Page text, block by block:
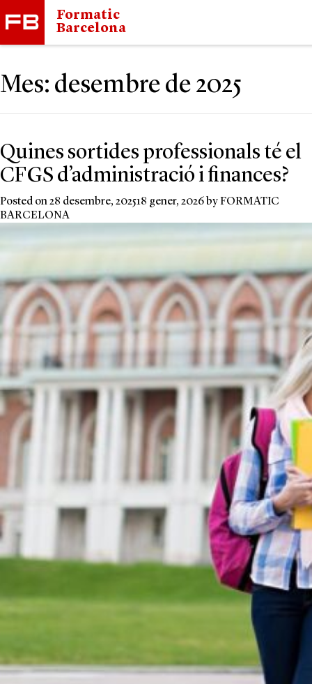
Formatic
Barcelona
Mes: desembre de 2025
Quines sortides professionals té el
CFGS d’administració i finances?
Posted on28 desembre, 202518 gener, 2026 byFORMATIC
BARCELONA